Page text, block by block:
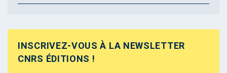
INSCRIVEZ-VOUS À LA NEWSLETTER
CNRS ÉDITIONS !